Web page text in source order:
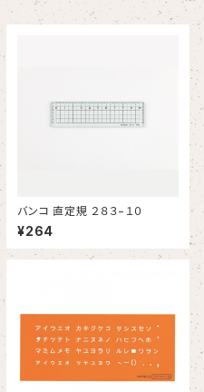
バンコ 直定規 ２８３−１０
¥264